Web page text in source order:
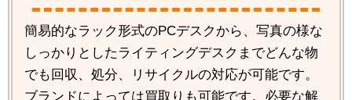
簡易的なラック形式のPCデスクから、写真の様な
しっかりとしたライティングデスクまでどんな物
でも回収、処分、リサイクルの対応が可能です。
ブランドによっては買取りも可能です。必要な解